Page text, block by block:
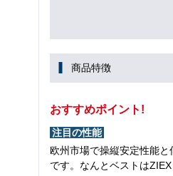
商品特徴
おすすめポイント!
注目の性能
欧州市場で操縦安定性能
です。なんとベストは